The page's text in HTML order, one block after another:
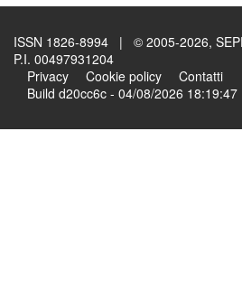
ISSN 1826-8994 | © 2005-2026,
P.I. 00497931204
Privacy
Cookie policy
Contatti
Build d20cc6c - 04/08/2026 18:19:47